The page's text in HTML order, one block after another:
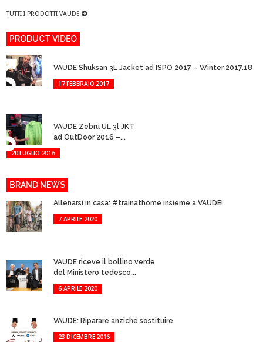
TUTTI I PRODOTTI VAUDE
PRODUCT VIDEO
VAUDE Shuksan 3L Jacket ad ISPO 2017 – Winter 2017.18
17 FEBBRAIO 2017
VAUDE Zebru UL 3l JKT
ad OutDoor 2016 –...
20 LUGLIO 2016
BRAND NEWS
Allenarsi in casa: #trainathome insieme a VAUDE!
7 APRILE 2020
VAUDE riceve il bollino verde
del Ministero tedesco...
6 APRILE 2020
VAUDE: Riparare anziché sostituire
23 DICEMBRE 2016